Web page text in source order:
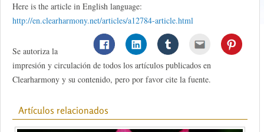
Here is the article in English language:
http://en.clearharmony.net/articles/a12784-article.html
Se autoriza la
impresión y circulación de todos los artículos publicados en
Clearharmony y su contenido, pero por favor cite la fuente.
Artículos relacionados